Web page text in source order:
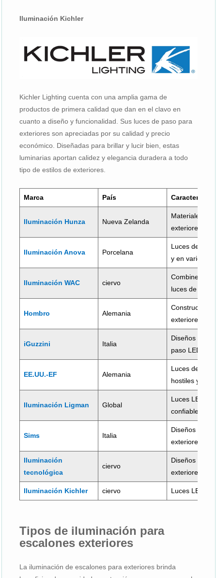
Iluminación Kichler
Kichler Lighting cuenta con una amplia gama de
productos de primera calidad que dan en el clavo en
cuanto a diseño y funcionalidad. Sus luces de paso para
exteriores son apreciadas por su calidad y precio
económico. Diseñadas para brillar y lucir bien, estas
luminarias aportan calidez y elegancia duradera a todo
tipo de estilos de exteriores.
Marca País
Iluminación Hunza Nueva Zelanda
Materiales de
exteriores
Iluminación Anova Porcelana
Luces de
y en varios
Iluminación WAC ciervo
Combine
luces de paso
Hombro Alemania
Construcción
exteriores con
iGuzzini Italia
Diseños
paso LED.
EE.UU.-EF Alemania
Luces de
hostiles y de
Iluminación Ligman Global
Luces LED
confiable
Sims Italia
Diseños
exteriores con
Iluminación
tecnológica
ciervo
Diseños
exteriores de
Iluminación Kichler ciervo Luces LED
Tipos de iluminación para
escalones exteriores
La iluminación de escalones para exteriores brinda